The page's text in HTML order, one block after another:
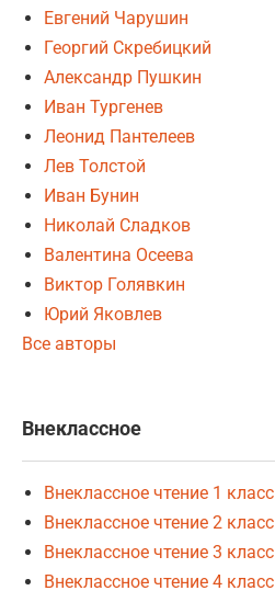
Евгений Чарушин
Георгий Скребицкий
Александр Пушкин
Иван Тургенев
Леонид Пантелеев
Лев Толстой
Иван Бунин
Николай Сладков
Валентина Осеева
Виктор Голявкин
Юрий Яковлев
Все авторы
Внеклассное
Внеклассное чтение 1 класс
Внеклассное чтение 2 класс
Внеклассное чтение 3 класс
Внеклассное чтение 4 класс